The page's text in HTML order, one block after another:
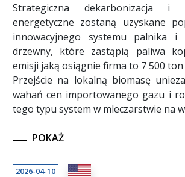
Strategiczna dekarbonizacja i
energetyczne zostaną uzyskane
innowacyjnego systemu palnika
drzewny, które zastąpią paliwa
emisji jaką osiągnie firma to 7 500 ton
Przejście na lokalną biomasę
wahań cen importowanego gazu i
tego typu system w mleczarstwie na
POKAŻ
2026-04-10